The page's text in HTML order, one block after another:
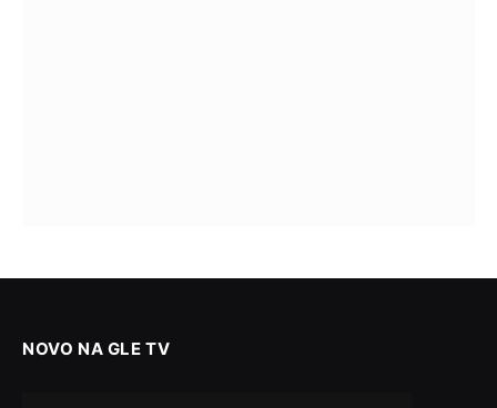
NOVO NA GLE TV